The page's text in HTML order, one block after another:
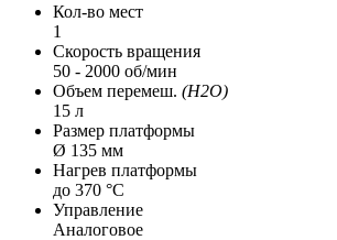
Кол-во мест
1
Скорость вращения
50 - 2000 об/мин
Объем перемеш. (H2O)
15 л
Размер платформы
Ø 135 мм
Нагрев платформы
до 370 °C
Управление
Аналоговое